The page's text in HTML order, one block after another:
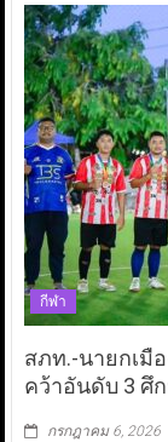
กีฬา
สภท.-นายกเมื
คว้าอันดับ 3 ศึ
กรกฎาคม 6, 2026